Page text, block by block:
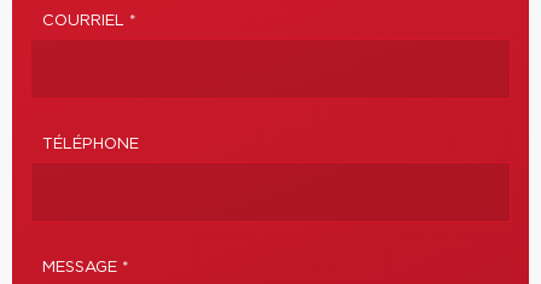
COURRIEL *
TÉLÉPHONE
MESSAGE *